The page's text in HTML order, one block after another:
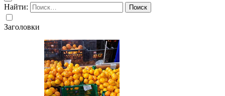
Найти:
Заголовки